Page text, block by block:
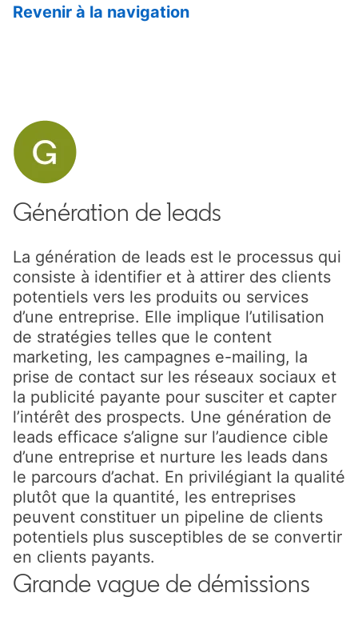
Revenir à la navigation
Génération de leads
La génération de leads est le processus qui
consiste à identifier et à attirer des clients
potentiels vers les produits ou services
d’une entreprise. Elle implique l’utilisation
de stratégies telles que le content
marketing, les campagnes e-mailing, la
prise de contact sur les réseaux sociaux et
la publicité payante pour susciter et capter
l’intérêt des prospects. Une génération de
leads efficace s’aligne sur l’audience cible
d’une entreprise et nurture les leads dans
le parcours d’achat. En privilégiant la qualité
plutôt que la quantité, les entreprises
peuvent constituer un pipeline de clients
potentiels plus susceptibles de se convertir
en clients payants.
Grande vague de démissions